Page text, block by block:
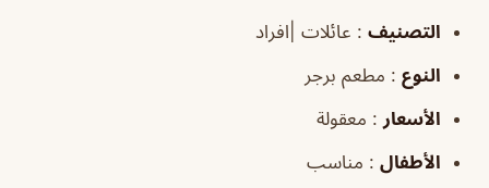
التصنيف : عائلات |افراد
النوع : مطعم برجر
الأسعار : معقولة
الأطفال : مناسب